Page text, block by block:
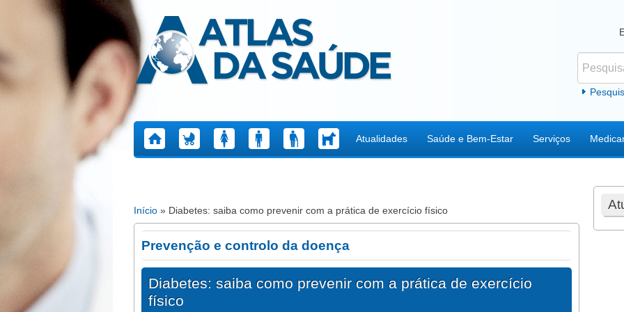
Atlas da Saúde
Atualidades Saúde e Bem-Estar Serviços
Está aqui
Início » Diabetes: saiba como prevenir com a prática de exercício físico
Prevenção e controlo da doença
Diabetes: saiba como prevenir com a prática de exercício
físico